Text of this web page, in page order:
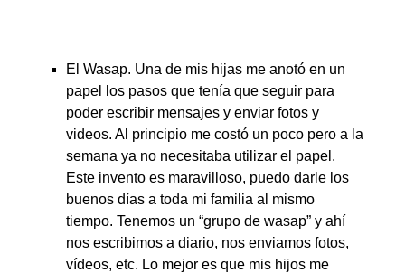
El Wasap. Una de mis hijas me anotó en un
papel los pasos que tenía que seguir para
poder escribir mensajes y enviar fotos y
videos. Al principio me costó un poco pero a la
semana ya no necesitaba utilizar el papel.
Este invento es maravilloso, puedo darle los
buenos días a toda mi familia al mismo
tiempo. Tenemos un “grupo de wasap” y ahí
nos escribimos a diario, nos enviamos fotos,
vídeos, etc. Lo mejor es que mis hijos me